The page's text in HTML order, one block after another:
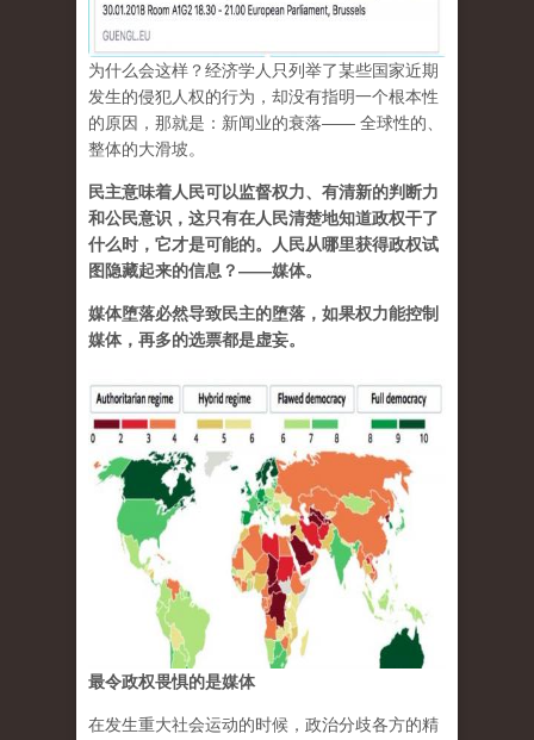
为什么会这样？经济学人只列举了某些国家近期
发生的侵犯人权的行为，却没有指明一个根本性
的原因，那就是：新闻业的衰落—— 全球性的、
整体的大滑坡。
民主意味着人民可以监督权力、有清新的判断力
和公民意识，这只有在人民清楚地知道政权干了
什么时，它才是可能的。人民从哪里获得政权试
图隐藏起来的信息？——媒体。
媒体堕落必然导致民主的堕落，如果权力能控制
媒体，再多的选票都是虚妄。
最令政权畏惧的是媒体
在发生重大社会运动的时候，政治分歧各方的精